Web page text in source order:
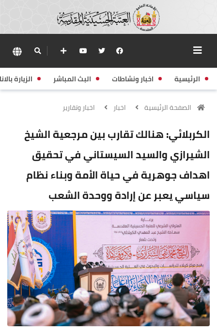
الرئيسية اخبار ونشاطات البث المباشر الزيارة
الصفحة الرئيسية اخبار اخبار وتقارير
الكربلائي: هنالك تقارب بين مرجعية الشيخ
الشيرازي والسيد السيستاني في تحقيق
اهداف جوهرية في حياة الأمة وبناء نظام
سياسي يعبر عن إرادة ووحدة الشعب